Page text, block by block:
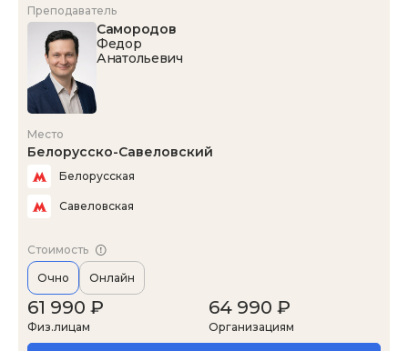
Преподаватель
Самородов
Федор
Анатольевич
Место
Белорусско-Савеловский
Белорусская
Савеловская
Стоимость
Очно Онлайн
61 990 ₽
Физ.лицам
64 990 ₽
Организациям